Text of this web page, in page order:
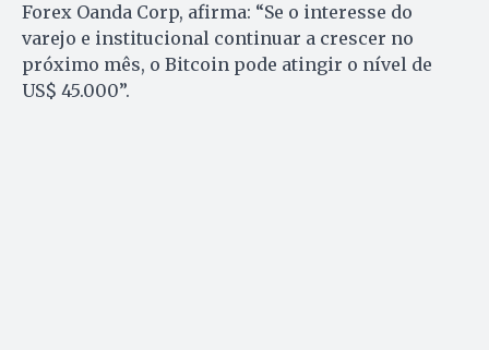
Forex Oanda Corp, afirma: “Se o interesse do
varejo e institucional continuar a crescer no
próximo mês, o Bitcoin pode atingir o nível de
US$ 45.000”.